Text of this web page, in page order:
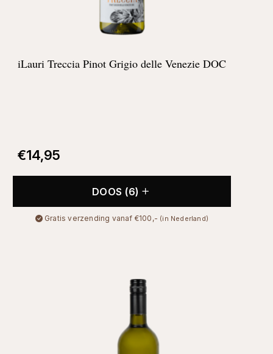
iLauri Treccia Pinot Grigio delle Venezie DOC
€14,95
DOOS (6)
Gratis verzending vanaf €100,- (in Nederland)